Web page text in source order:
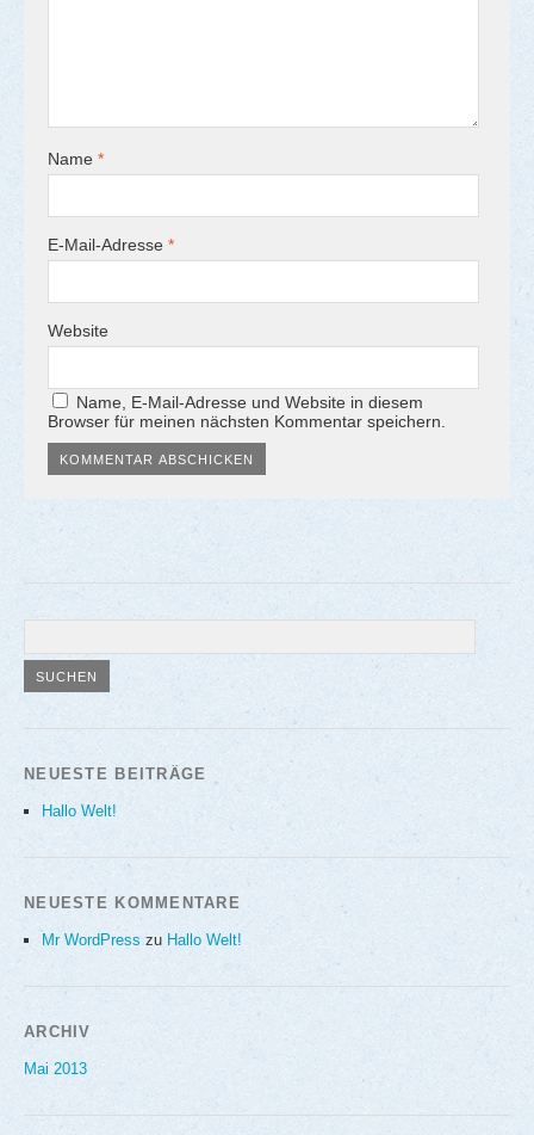
Name *
E-Mail-Adresse *
Website
Name, E-Mail-Adresse und Website in diesem
Browser für meinen nächsten Kommentar speichern.
NEUESTE BEITRÄGE
Hallo Welt!
NEUESTE KOMMENTARE
Mr WordPress zu Hallo Welt!
ARCHIV
Mai 2013